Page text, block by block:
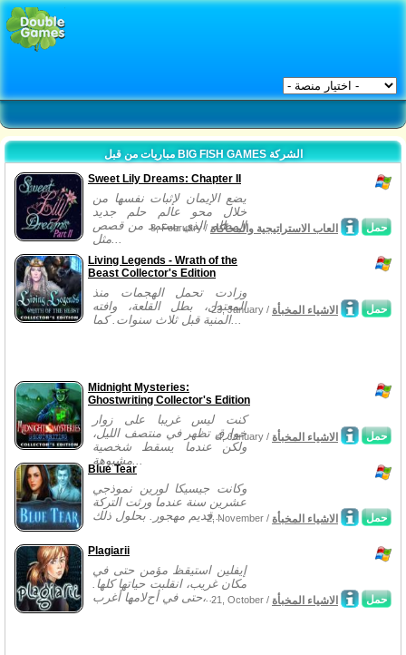
مباريات من قبل BIG FISH GAMES الشركة
Sweet Lily Dreams: Chapter II
يضع الإيمان لإثبات نفسها من
خلال محو عالم حلم جديد
المظلم الذي يستمد من قصص
مثل...
حمل 8, February / العاب الاستراتيجية والمحاكاة
Living Legends - Wrath of the
Beast Collector's Edition
وزادت تحمل الهجمات منذ
المعتدل، بطل القلعة، وافته
المنية قبل ثلاث سنوات. كما...
حمل 23, January / الاشياء المخبأة
Midnight Mysteries:
Ghostwriting Collector's Edition
كنت ليس غريبا على زوار
خوارق تظهر في منتصف الليل،
ولكن عندما يسقط شخصية
مشبوهة...
حمل 4, January / الاشياء المخبأة
Blue Tear
وكانت جيسيكا لورين نموذجي
عشرين سنة عندما ورثت التركة
قديم مهجور. بحلول ذلك...
حمل 2, November / الاشياء المخبأة
Plagiarii
إيفلين استيقظ مؤمن حتى في
مكان غريب، انقلبت حياتها كلها.
حتى في أحﻻمها أغرب،...
حمل 21, October / الاشياء المخبأة